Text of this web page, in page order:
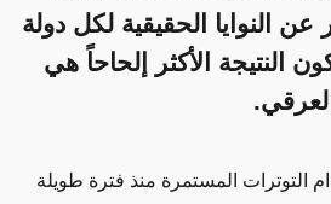
عن النوايا الحقيقية لكل دولة
النتيجة الأكثر إلحاحاً هي
التوترات المستمرة منذ فترة طويلة